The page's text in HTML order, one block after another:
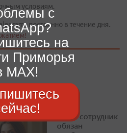
условиям.
- постоянно в течение дня.
Когда сотрудник
обязан
с
на
Приморья
MAX!